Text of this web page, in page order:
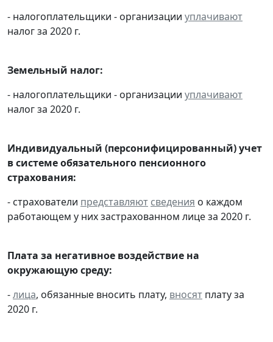
- налогоплательщики - организации уплачивают
налог за 2020 г.
Земельный налог:
- налогоплательщики - организации уплачивают
налог за 2020 г.
Индивидуальный (персонифицированный) учет
в системе обязательного пенсионного
страхования:
- страхователи представляют сведения о каждом
работающем у них застрахованном лице за 2020 г.
Плата за негативное воздействие на
окружающую среду:
-лица, обязанные вносить плату, вносят плату за
2020 г.